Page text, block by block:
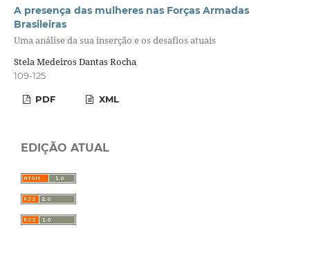
A presença das mulheres nas Forças Armadas
Brasileiras
Uma análise da sua inserção e os desafios atuais
Stela Medeiros Dantas Rocha
109-125
PDF XML
EDIÇÃO ATUAL